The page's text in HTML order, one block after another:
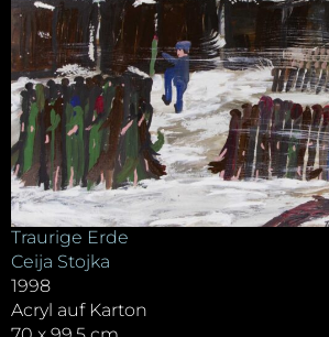
Traurige Erde
Ceija Stojka
1998
Acryl auf Karton